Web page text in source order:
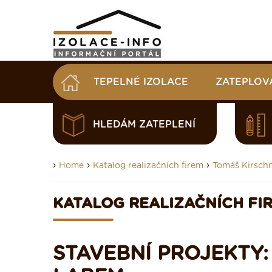
TEPELNÉ IZOLACE
HLEDÁM ZATEPLENÍ
› Home › Katalog realizačních firem › Tomáš
KATALOG REALIZAČNÍCH
STAVEBNÍ